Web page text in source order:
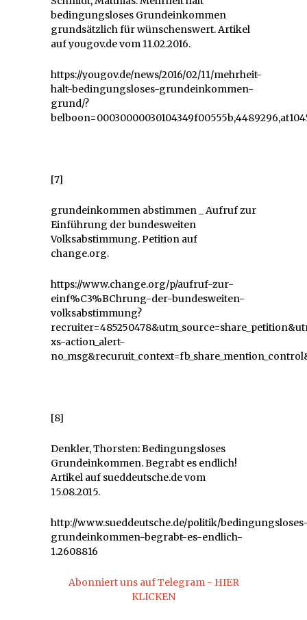
bedingungsloses Grundeinkommen
grundsätzlich für wünschenswert. Artikel
auf yougov.de vom 11.02.2016.
https://yougov.de/news/2016/02/11/mehrheit-
halt-bedingungsloses-grundeinkommen-
grund/?
[7]
grundeinkommen abstimmen _ Aufruf zur
Einführung der bundesweiten
Volksabstimmung. Petition auf
change.org.
https://www.change.org/p/aufruf-zur-
einf%C3%BChrung-der-bundesweiten-
volksabstimmung?
xs-action_alert-
[8]
Denkler, Thorsten: Bedingungsloses
Grundeinkommen. Begrabt es endlich!
Artikel auf sueddeutsche.de vom
15.08.2015.
http://www.sueddeutsche.de/politik/
grundeinkommen-begrabt-es-endlich-
1.2608816
Abonniert uns auf Telegram - HIER
KLICKEN